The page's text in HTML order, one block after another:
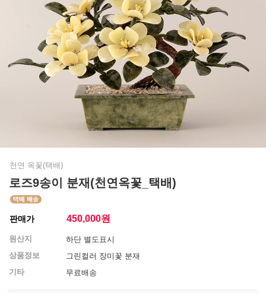
천연 옥꽃(택배)
로즈9송이 분재(천연옥꽃_택배)
판매가 450,000원
원산지
하단 별도표시
상품정보
그린컬러 장미꽃 분재
기타
무료배송